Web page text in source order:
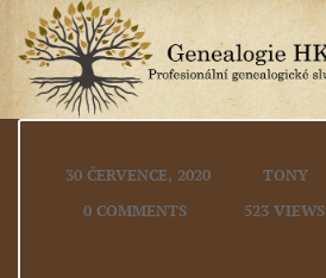
30 ČERVENCE, 2020
TONY
0 COMMENTS
523 VIEWS